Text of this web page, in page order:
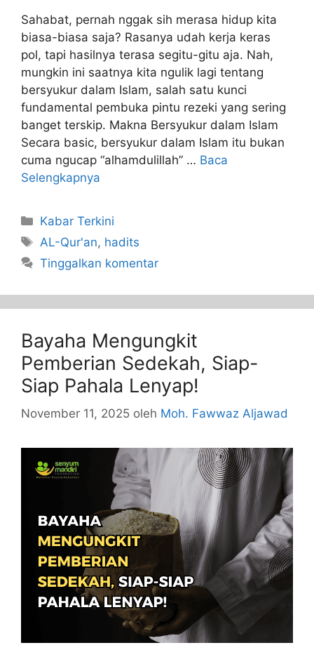
Sahabat, pernah nggak sih merasa hidup kita
biasa-biasa saja? Rasanya udah kerja keras
pol, tapi hasilnya terasa segitu-gitu aja. Nah,
mungkin ini saatnya kita ngulik lagi tentang
bersyukur dalam Islam, salah satu kunci
fundamental pembuka pintu rezeki yang sering
banget terskip. Makna Bersyukur dalam Islam
Secara basic, bersyukur dalam Islam itu bukan
cuma ngucap “alhamdulillah” … Baca
Selengkapnya
Kabar Terkini
AL-Qur'an, hadits
Tinggalkan komentar
Bayaha Mengungkit
Pemberian Sedekah, Siap-
Siap Pahala Lenyap!
November 11, 2025 oleh Moh. Fawwaz Aljawad